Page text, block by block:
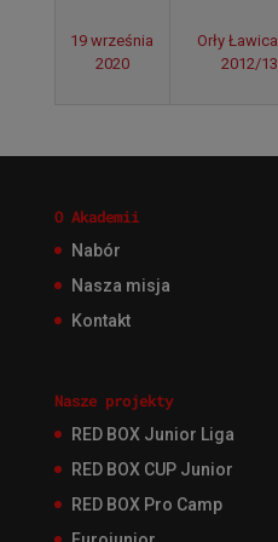
19 września
2020
Orły Ławica
2012/13
O Akademii
Nabór
Nasza misja
Kontakt
Nasze projekty
RED BOX Junior Liga
RED BOX CUP Junior
RED BOX Pro Camp